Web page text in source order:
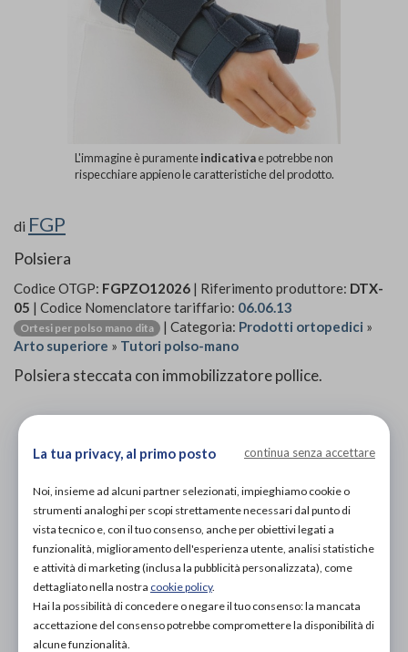
L'immagine è puramenteindicativae potrebbe non
rispecchiare appieno le caratteristiche del prodotto.
di FGP
Polsiera
Codice OTGP: FGPZO12026 | Riferimento produttore: DTX-
05 | Codice Nomenclatore tariffario: 06.06.13
Ortesi per polso mano dita | Categoria: Prodotti ortopedici »
Arto superiore » Tutori polso-mano
Polsiera steccata con immobilizzatore pollice.
NON DISPONIBILE
ACQUISTA ONLINE
DA53,00€
La tua privacy, al primo posto continua senza accettare
Noi, insieme ad alcuni partner selezionati, impieghiamo cookie o
strumenti analoghi per scopi strettamente necessari dal punto di
vista tecnico e, con il tuo consenso, anche per obiettivi legati a
funzionalità, miglioramento dell'esperienza utente, analisi statistiche
e attività di marketing (inclusa la pubblicità personalizzata), come
dettagliato nella nostra cookie policy.
Hai la possibilità di concedere o negare il tuo consenso: la mancata
accettazione del consenso potrebbe compromettere la disponibilità di
alcune funzionalità.